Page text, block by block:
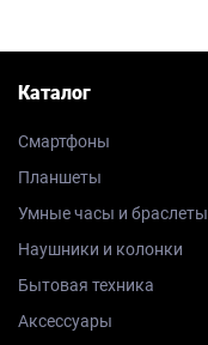
Каталог
Смартфоны
Планшеты
Умные часы и браслеты
Наушники и колонки
Бытовая техника
Аксессуары